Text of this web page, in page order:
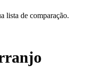
lista de comparação.